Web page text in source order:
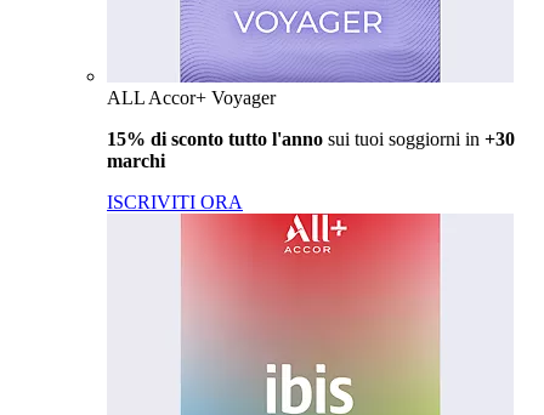
ALL Accor+ Voyager
15% di sconto tutto l'anno sui tuoi soggiorni in +30
marchi
ISCRIVITI ORA